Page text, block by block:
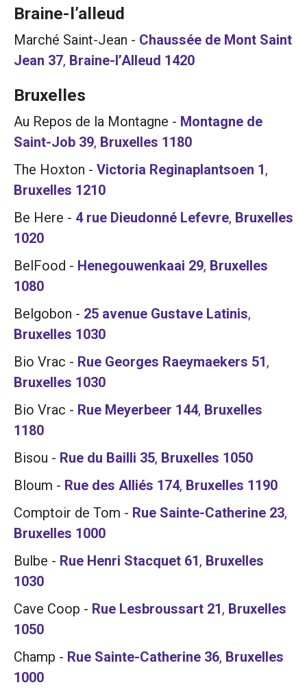
Braine-l’alleud
Marché Saint-Jean - Chaussée de Mont Saint
Jean 37, Braine-l’Alleud 1420
Bruxelles
Au Repos de la Montagne - Montagne de
Saint-Job 39, Bruxelles 1180
The Hoxton - Victoria Reginaplantsoen 1,
Bruxelles 1210
Be Here - 4 rue Dieudonné Lefevre, Bruxelles
1020
BelFood - Henegouwenkaai 29, Bruxelles
1080
Belgobon - 25 avenue Gustave Latinis,
Bruxelles 1030
Bio Vrac - Rue Georges Raeymaekers 51,
Bruxelles 1030
Bio Vrac - Rue Meyerbeer 144, Bruxelles
1180
Bisou - Rue du Bailli 35, Bruxelles 1050
Bloum - Rue des Alliés 174, Bruxelles 1190
Comptoir de Tom - Rue Sainte-Catherine 23,
Bruxelles 1000
Bulbe - Rue Henri Stacquet 61, Bruxelles
1030
Cave Coop - Rue Lesbroussart 21, Bruxelles
1050
Champ - Rue Sainte-Catherine 36, Bruxelles
1000